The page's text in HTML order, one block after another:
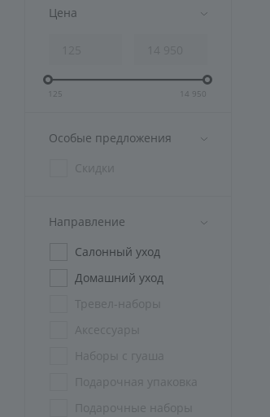
Аксессуары
Цена
125 14 950
Особые предложения
Скидки
Направление
Салонный уход
Домашний уход
Тревел-наборы
Аксессуары
Наборы с гуаша
Подарочная упаковка
Подарочные наборы